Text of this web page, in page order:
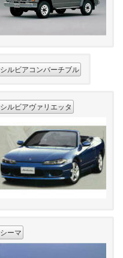
シルビアコンバーチブル
シルビアヴァリエッタ
シーマ